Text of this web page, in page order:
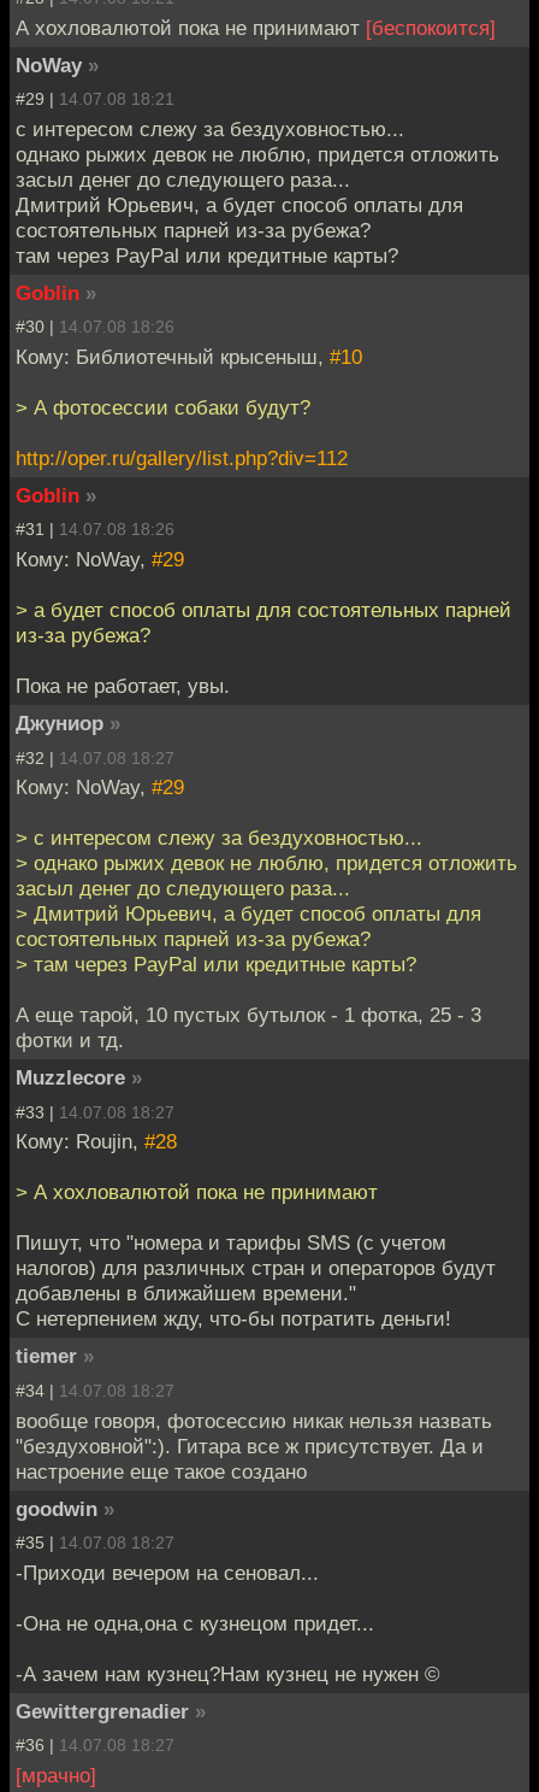
А хохловалютой пока не принимают [беспокоится]
NoWay »
#29 | 14.07.08 18:21
с интересом слежу за бездуховностью...
однако рыжих девок не люблю, придется отложить
засыл денег до следующего раза...
Дмитрий Юрьевич, а будет способ оплаты для
состоятельных парней из-за рубежа?
там через PayPal или кредитные карты?
Goblin »
#30 | 14.07.08 18:26
Кому: Библиотечный крысеныш, #10
> А фотосессии собаки будут?
http://oper.ru/gallery/list.php?div=112
Goblin »
#31 | 14.07.08 18:26
Кому: NoWay, #29
> а будет способ оплаты для состоятельных парней
из-за рубежа?
Пока не работает, увы.
Джуниор »
#32 | 14.07.08 18:27
Кому: NoWay, #29
> с интересом слежу за бездуховностью...
> однако рыжих девок не люблю, придется отложить
засыл денег до следующего раза...
> Дмитрий Юрьевич, а будет способ оплаты для
состоятельных парней из-за рубежа?
> там через PayPal или кредитные карты?
А еще тарой, 10 пустых бутылок - 1 фотка, 25 - 3
фотки и тд.
Muzzlecore »
#33 | 14.07.08 18:27
Кому: Roujin, #28
> А хохловалютой пока не принимают
Пишут, что "номера и тарифы SMS (с учетом
налогов) для различных стран и операторов будут
добавлены в ближайшем времени."
С нетерпением жду, что-бы потратить деньги!
tiemer »
#34 | 14.07.08 18:27
вообще говоря, фотосессию никак нельзя назвать
"бездуховной":). Гитара все ж присутствует. Да и
настроение еще такое создано
goodwin »
#35 | 14.07.08 18:27
-Приходи вечером на сеновал...
-Она не одна,она с кузнецом придет...
-А зачем нам кузнец?Нам кузнец не нужен ©
Gewittergrenadier »
#36 | 14.07.08 18:27
[мрачно]